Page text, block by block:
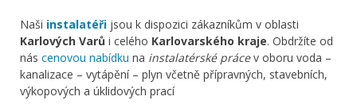
Naši instalatéři jsou k dispozici zákazníkům v oblasti
Karlových Varů i celého Karlovarského kraje. Obdržíte od
nás cenovou nabídku na instalatérské prácev oboru voda –
kanalizace – vytápění – plyn včetně přípravných, stavebních,
výkopových a úklidových prací